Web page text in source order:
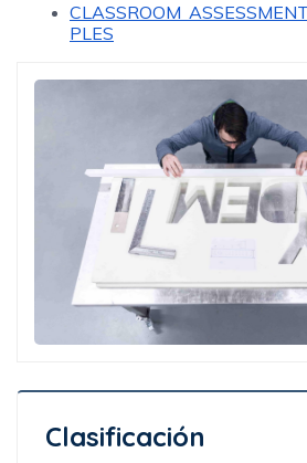
CLASSROOM
PLES
Clasificación